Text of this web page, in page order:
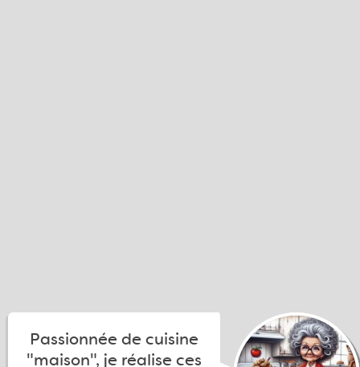
Passionnée de cuisine
"maison", je réalise ces